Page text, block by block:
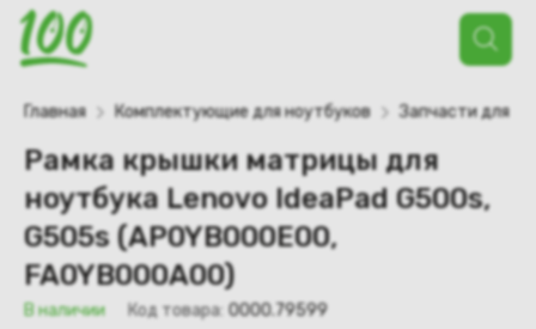
Поиск
товаров
Главная Комплектующие для ноутбуков Запчасти для
Рамка крышки матрицы для
ноутбука Lenovo IdeaPad G500s,
G505s (AP0YB000E00,
FA0YB000A00)
В наличии Код товара: 0000.79599